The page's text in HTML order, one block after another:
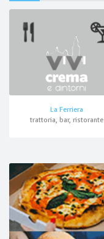
La Ferriera
trattoria, bar, ristorante